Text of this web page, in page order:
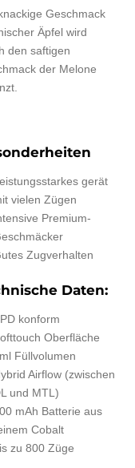
Geschmack
Äpfel wird
den saftigen
der Melone
gerät
vielen Zügen
Premium-
Zugverhalten
Daten:
konform
Oberfläche
Füllvolumen
Airflow (zwischen
und MTL)
mAh Batterie aus
Cobalt
zu 800 Züge